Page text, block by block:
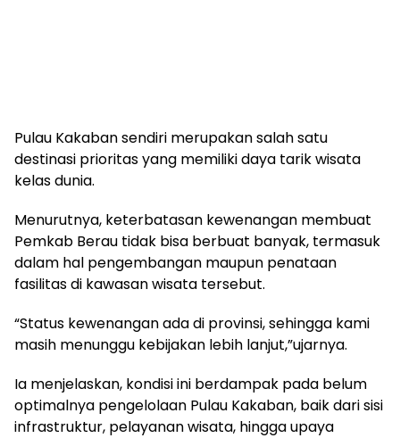
Pulau Kakaban sendiri merupakan salah satu
destinasi prioritas yang memiliki daya tarik wisata
kelas dunia.
Menurutnya, keterbatasan kewenangan membuat
Pemkab Berau tidak bisa berbuat banyak, termasuk
dalam hal pengembangan maupun penataan
fasilitas di kawasan wisata tersebut.
“Status kewenangan ada di provinsi, sehingga kami
masih menunggu kebijakan lebih lanjut,”ujarnya.
Ia menjelaskan, kondisi ini berdampak pada belum
optimalnya pengelolaan Pulau Kakaban, baik dari sisi
infrastruktur, pelayanan wisata, hingga upaya